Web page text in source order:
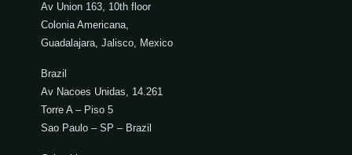
Av Union 163, 10th floor
Colonia Americana,
Guadalajara, Jalisco, Mexico
Brazil
Av Nacoes Unidas, 14.261
Torre A – Piso 5
Sao Paulo – SP – Brazil